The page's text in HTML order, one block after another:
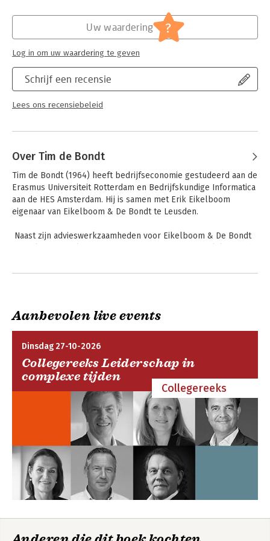
werknemer en doelgroep banenafspraak
- Verlaging van leeftijdsgrens voor huurtoeslag
- Afschaffing van voorwaarde voor huurtoeslag dat huur niet
meer mag zijn dan een bepaald bedrag
- Verlenging van aanvraagtermijn voor aanvullende
compensatie voor werkelijke schade en aanvullende O/GS-
tegemoetkoming voor aanvragers van kinderopvangtoeslag
- Inwerkingtreding van diverse bepalingen van de Wet
- Bevriezing verplicht eigen risico zorgverzekering op € 385
- Alle actuele cijfers over uitkeringsbedragen, daglonen,
premies, kortingen, etc. per 1 januari 2026.
Sociale verzekeringen en -voorzieningen
- Algemeen; [stelselherziening;
Serie:
Sociaal memo
Schrijf een recensie
Lees ons recensiebeleid
Uw waardering ?
Log in om uw waardering te geven
Over Tim de Bondt
Tim de Bondt (1964) heeft bedrijfseconomie gestudeerd aan de
Erasmus Universiteit Rotterdam en Bedrijfskundige Informatica
aan de HES Amsterdam. Hij is samen met Erik Eikelboom
eigenaar van Eikelboom & De Bondt te Leusden.
Naast zijn advieswerkzaamheden voor Eikelboom & De Bondt
uitgaven over belastingen, toeslagen, werk, inkomen en sociale
Boom. Ook is Tim actief betrokken bij de software die door
Eikelboom & De Bondt IT Services BV wordt ontwikkeld.
Aanbevolen live events
Dinsdag 27-10-2026
Collegereeks Leiderschap in
complexe tijden
Collegereeks